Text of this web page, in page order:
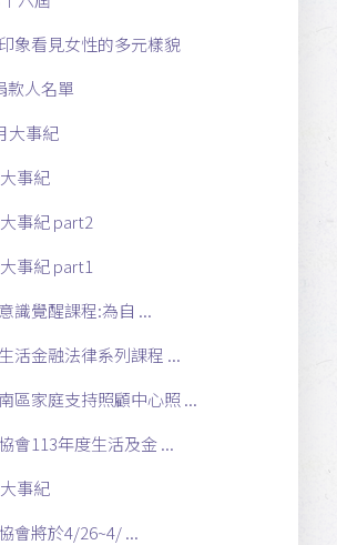
象看見女性的多元樣貌
款人名單
大事紀
事紀
事紀 part2
事紀 part1
識覺醒課程:為自 ...
活金融法律系列課程 ...
區家庭支持照顧中心照 ...
會113年度生活及金 ...
事紀
會將於4/26~4/ ...